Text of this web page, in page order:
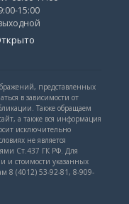
15:00
представленных
в зависимости от
Также обращаем
а также вся информация
исключительно
не является
Ст.437 ГК РФ. Для
и стоимости указанных
8 (4012) 53-92-81, 8-909-